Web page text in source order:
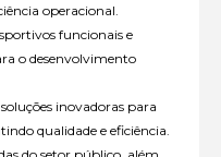
operacional.
funcionais e
o desenvolvimento
inovadoras para
qualidade e eficiência.